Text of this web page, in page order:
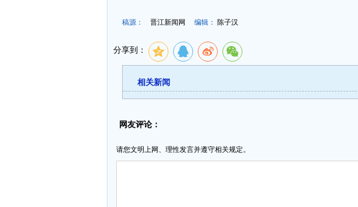
稿源： 晋江新闻网 编辑： 陈子汉
分享到：
相关新闻
网友评论：
请您文明上网、理性发言并遵守相关规定。